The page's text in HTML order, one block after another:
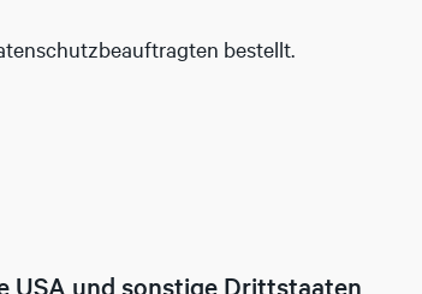
bestellt.
USA und sonstige Drittstaaten